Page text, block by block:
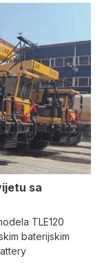
sa
TLE120
baterijskim